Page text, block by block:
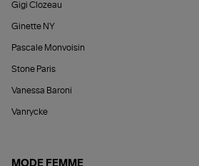
Gigi Clozeau
Ginette NY
Pascale Monvoisin
Stone Paris
Vanessa Baroni
Vanrycke
MODE FEMME